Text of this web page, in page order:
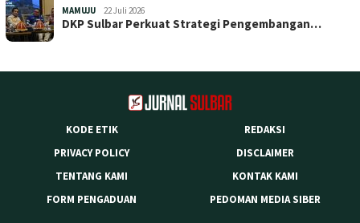
MAMUJU 22 Juli 2026
DKP Sulbar Perkuat Strategi Pengembangan…
KODE ETIK
REDAKSI
PRIVACY POLICY
DISCLAIMER
TENTANG KAMI
KONTAK KAMI
FORM PENGADUAN
PEDOMAN MEDIA SIBER